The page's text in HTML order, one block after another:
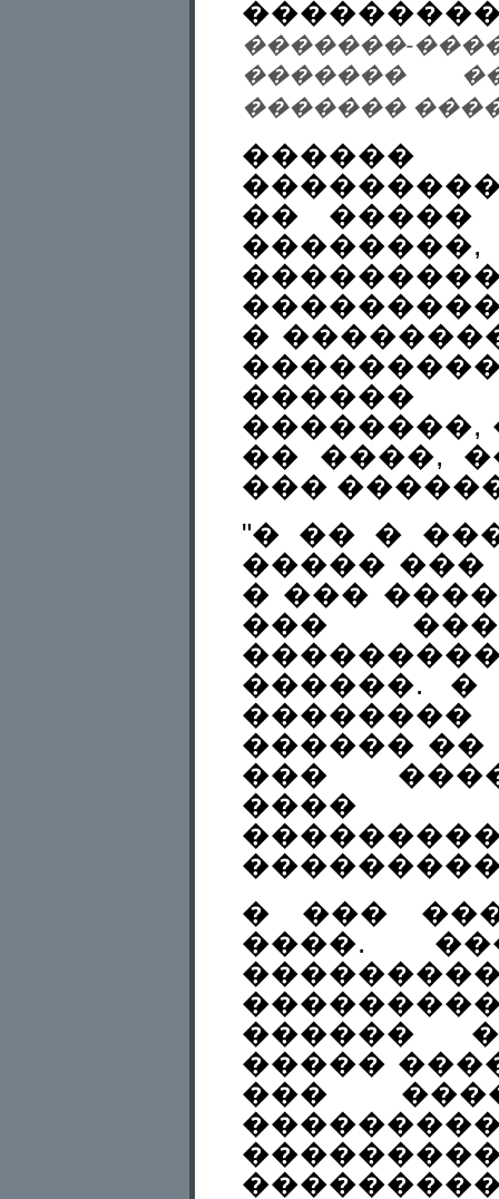
�������-
�������
������� �����
�� �����
�
������
��������,
�� ����,
���
"� �� �
����� ���
� ���
���
������.
��������
������ ��
���
����
� ���
����.
������
�����
���